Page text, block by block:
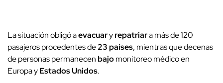
La situación obligó aevacuaryrepatriara más de 120
pasajeros procedentes de23 países, mientras que decenas
de personas permanecenbajomonitoreo médico en
Europa yEstados Unidos.